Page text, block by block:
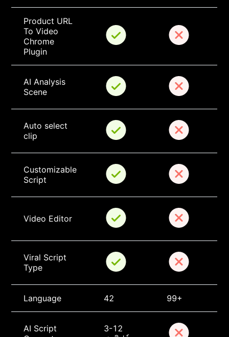
Product URL
To Video
Chrome
Plugin
AI Analysis
Scene
Auto select
clip
Customizable
Script
Video Editor
Viral Script
Type
Language 42 99+
AI Script
3-12